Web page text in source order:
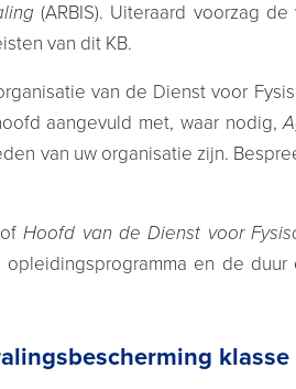
(ARBIS). Uiteraard voorzag
van dit KB.
van de Dienst voor
aangevuld met, waar nodig,
van uw organisatie zijn.
ofHoofd van de Dienst voor
en de